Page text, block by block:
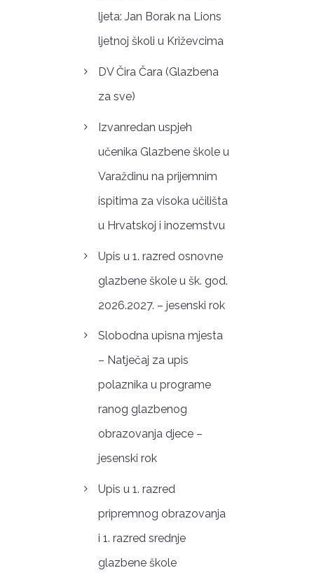
ljeta: Jan Borak na Lions
ljetnoj školi u Križevcima
DV Čira Čara (Glazbena
za sve)
Izvanredan uspjeh
učenika Glazbene škole u
Varaždinu na prijemnim
ispitima za visoka učilišta
u Hrvatskoj i inozemstvu
Upis u 1. razred osnovne
glazbene škole u šk. god.
2026.2027. – jesenski rok
Slobodna upisna mjesta
– Natječaj za upis
polaznika u programe
ranog glazbenog
obrazovanja djece –
jesenski rok
Upis u 1. razred
pripremnog obrazovanja
i 1. razred srednje
glazbene škole